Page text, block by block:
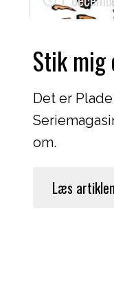
Stik mig
Det er
om.
Læs artiklen